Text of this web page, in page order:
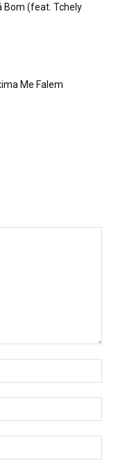
Bom (feat. Tchely
Me Falem